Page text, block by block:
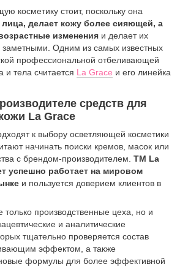
косметику стоит, поскольку она
делает кожу более сияющей, а
изменения и делает их
Одним из самых известных
профессиональной отбеливающей
и тела считается La Grace и его линейка
средств для
La Grace
к выбору осветляющей косметики
начинать поиски кремов, масок или
с брендом-производителем. ТМ La
успешно работает на мировом
и пользуется доверием клиентов в
производственные цеха, но и
и аналитические
тщательно проверяется состав
эффектом, а также
формулы для более эффективной